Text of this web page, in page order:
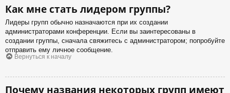
Как мне стать лидером группы?
Лидеры групп обычно назначаются при их создании
администраторами конференции. Если вы заинтересованы в
создании группы, сначала свяжитесь с администратором; попробуйте
отправить ему личное сообщение.
Вернуться к началу
Почему названия некоторых групп имеют